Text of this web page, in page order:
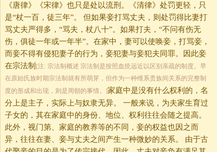
《唐律》《宋律》也只是处以流刑。《清律》处罚更轻，只
是“杖一百，徒三年”。 但如果妾打骂丈夫，则处罚得比妻打
骂丈夫严得多，“骂夫，杖八十”。如果打夫，“不问有伤无
伤，俱徒一年或一年半”。在家中，妻可以使唤妾，打骂妾，
而妾不得有侵犯妻子的行为，妾犯妻与妾犯夫同罪。因此妾
在宗法制 [注: 宗法制概述 宗法制是按照血统远近以区别亲疏的制度。早
在原始氏族时期宗法制就有所萌芽，但作为一种维系贵族间关系的完整制
度的形成和出现，则是周朝的事情。]家庭中是没有什么权利的，名
分上是主子，实际上与奴隶无异。 一般来说，为夫家生育过
子女的，其在家庭中的身份、地位、权利往往会随之提高。
此外，视门第、家庭的教养等的不同，妾的权益也因之而
异，往往在妻、妾与丈夫之间产生一种微妙的关系。 由于古